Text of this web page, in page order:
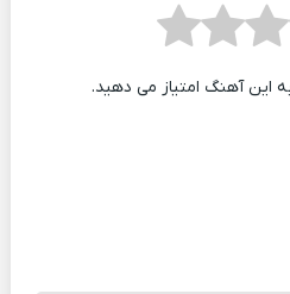
این آهنگ امتیاز می دهید.